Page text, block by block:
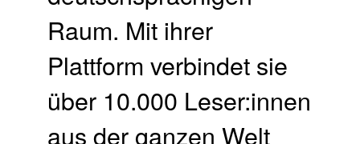
Raum. Mit ihrer
Plattform verbindet sie
über 10.000 Leser:innen
aus der ganzen Welt